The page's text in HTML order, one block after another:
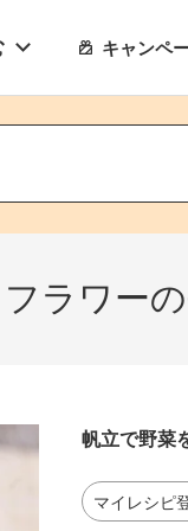
キャンペ
ラワー
帆立で野菜
マイレシピ